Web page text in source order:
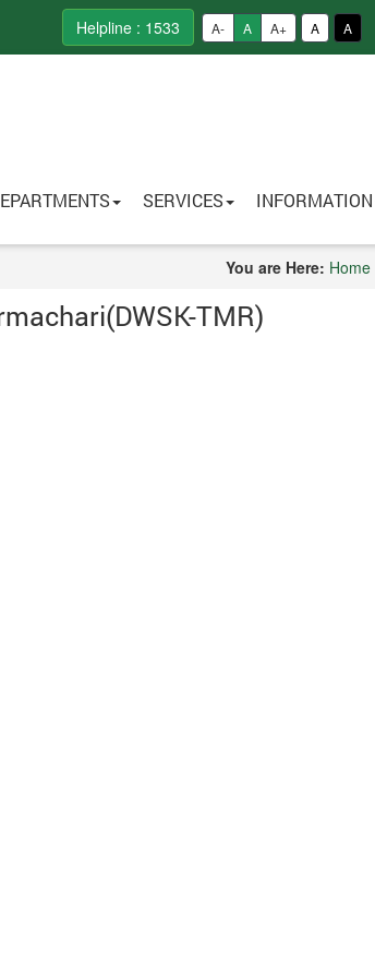
Helpline : 1533 A- A A+ A A
SERVICES INFORMATION
You are Here: Home
TMR)